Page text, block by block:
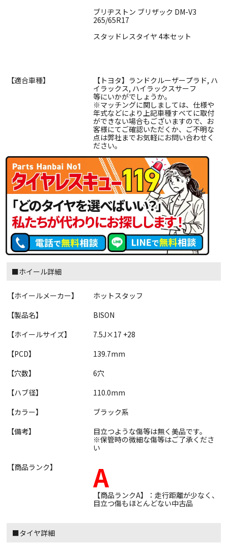
ブリヂストン ブリザック DM-V3
265/65R17
スタッドレスタイヤ 4本セット
【適合車種】
【トヨタ】ランドクルーザープラド, ハ
イラックス, ハイラックスサーフ
等にいかがでしょうか。
※マッチングに関しましては、仕様や
年式などにより上記車種すべてに取付
ができない場合もございますので、お
客様にてご確認いただくか、ご不明な
点は弊社までお気軽にお問い合わせく
ださい。
■ホイール詳細
【ホイールメーカー】
ホットスタッフ
【製品名】
BISON
【ホイールサイズ】
7.5J×17 +28
【PCD】
139.7mm
【穴数】
6穴
【ハブ径】
110.0mm
【カラー】
ブラック系
【備考】
目立つような傷等は無く美品です。
※保管時の微細な傷等はご了承くださ
い
【商品ランク】
A
【商品ランクA】：走行距離が少なく、
目立つ傷もほとんどない中古品
■タイヤ詳細